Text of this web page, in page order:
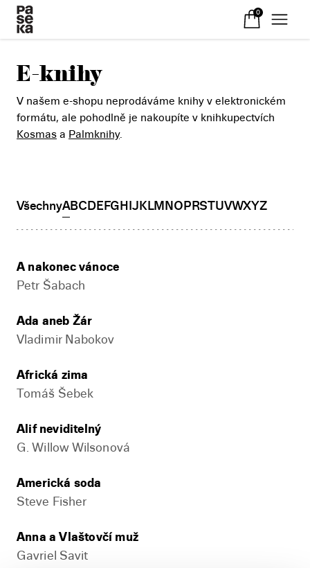
0
E-knihy
V našem e-shopu neprodáváme knihy v elektronickém
formátu, ale pohodlně je nakoupíte v knihkupectvích
Kosmas a Palmknihy.
VšechnyABCDEFGHIJKLMNOPRSTUVWXYZ
A nakonec vánoce
Petr Šabach
Ada aneb Žár
Vladimir Nabokov
Africká zima
Tomáš Šebek
Alif neviditelný
G. Willow Wilsonová
Americká soda
Steve Fisher
Anna a Vlaštovčí muž
Gavriel Savit